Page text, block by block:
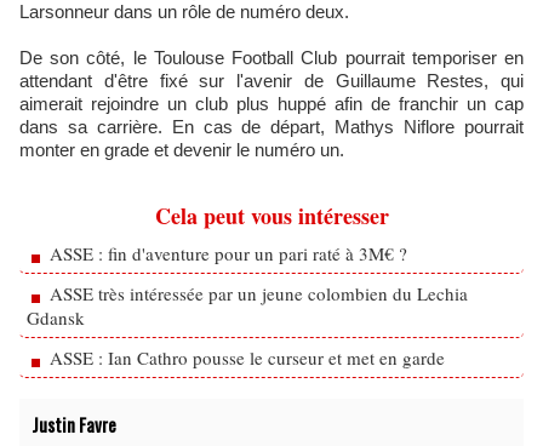
Larsonneur dans un rôle de numéro deux.
De son côté, le Toulouse Football Club pourrait temporiser en
attendant d'être fixé sur l'avenir de Guillaume Restes, qui
aimerait rejoindre un club plus huppé afin de franchir un cap
dans sa carrière. En cas de départ, Mathys Niflore pourrait
monter en grade et devenir le numéro un.
Cela peut vous intéresser
ASSE : fin d'aventure pour un pari raté à 3M€ ?
ASSE très intéressée par un jeune colombien du Lechia
Gdansk
ASSE : Ian Cathro pousse le curseur et met en garde
Justin Favre